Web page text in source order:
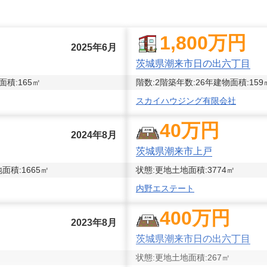
2025年6月
積:165㎡
1,800万円
茨城県潮来市日の出六丁目
階数:2階築年数:26年建物面積:159
スカイハウジング有限会社
2024年8月
面積:1665㎡
40万円
茨城県潮来市上戸
状態:更地土地面積:3774㎡
内野エステート
2023年8月 400万円
茨城県潮来市日の出六丁目
状態:更地土地面積:267㎡